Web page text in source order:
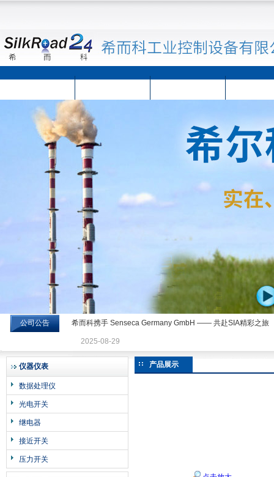
希而科工业控制设备有限公司
公司公告 希而科携手 Senseca Germany GmbH —— 共赴SIA精彩之旅
2025-08-29
仪器仪表
数据处理仪
光电开关
继电器
接近开关
压力开关
产品展示